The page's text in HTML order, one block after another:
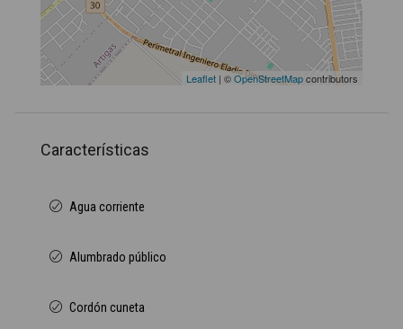
Leaflet | ©OpenStreetMapcontributors
Características
Agua corriente
Alumbrado público
Cordón cuneta